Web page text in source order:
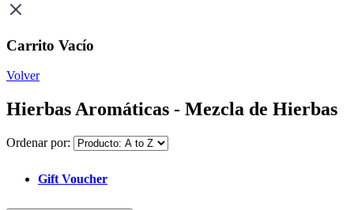
Carrito Vacío
Volver
Hierbas Aromáticas - Mezcla de Hierbas
Ordenar por:
Gift Voucher